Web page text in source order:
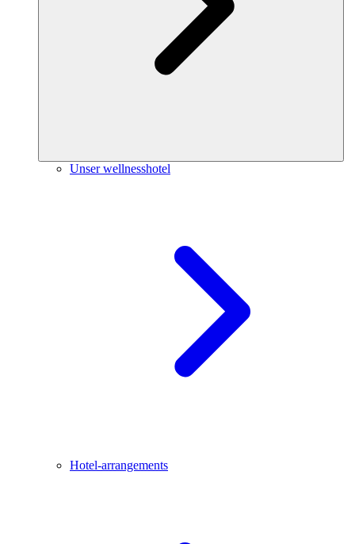
Unser wellnesshotel
Hotel-arrangements